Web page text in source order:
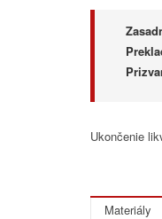
Ukončenie
Materiály